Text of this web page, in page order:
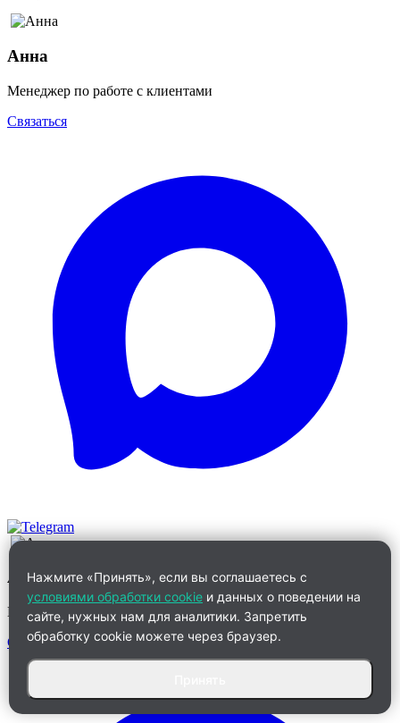
Анна
Менеджер по работе с клиентами
Связаться
Алевтина
Менеджер по работе с клиентами
Связаться
Нажмите «Принять», если вы соглашаетесь с
условиями обработки cookie и данных о поведении на
сайте, нужных нам для аналитики. Запретить
обработку cookie можете через браузер.